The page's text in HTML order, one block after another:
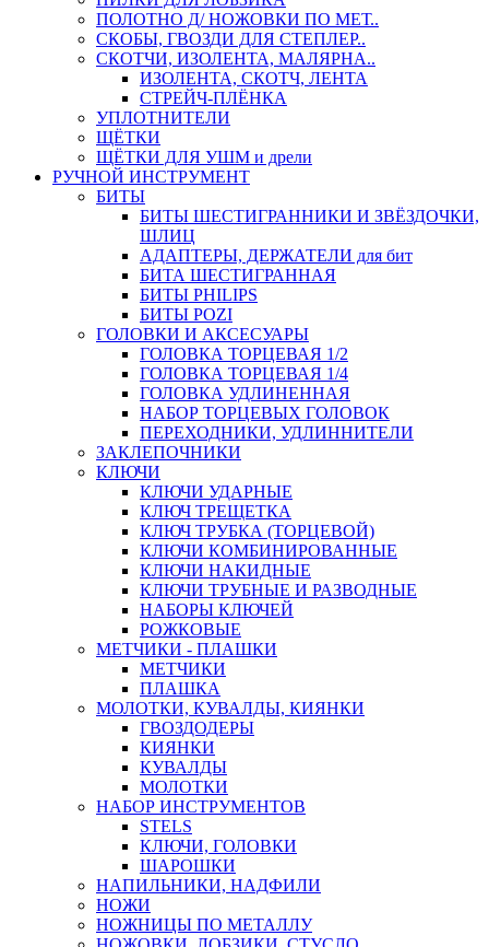
ПОЛОТНО Д/ НОЖОВКИ ПО МЕТ..
СКОБЫ, ГВОЗДИ ДЛЯ СТЕПЛЕР..
СКОТЧИ, ИЗОЛЕНТА, МАЛЯРНА..
ИЗОЛЕНТА, СКОТЧ, ЛЕНТА
СТРЕЙЧ-ПЛЁНКА
УПЛОТНИТЕЛИ
ЩЁТКИ
ЩЁТКИ ДЛЯ УШМ и дрели
РУЧНОЙ ИНСТРУМЕНТ
БИТЫ
БИТЫ ШЕСТИГРАННИКИ И ЗВЁЗДОЧКИ,
ШЛИЦ
АДАПТЕРЫ, ДЕРЖАТЕЛИ для бит
БИТА ШЕСТИГРАННАЯ
БИТЫ PHILIPS
БИТЫ POZI
ГОЛОВКИ И АКСЕСУАРЫ
ГОЛОВКА ТОРЦЕВАЯ 1/2
ГОЛОВКА ТОРЦЕВАЯ 1/4
ГОЛОВКА УДЛИНЕННАЯ
НАБОР ТОРЦЕВЫХ ГОЛОВОК
ПЕРЕХОДНИКИ, УДЛИННИТЕЛИ
ЗАКЛЕПОЧНИКИ
КЛЮЧИ
КЛЮЧИ УДАРНЫЕ
КЛЮЧ ТРЕЩЕТКА
КЛЮЧ ТРУБКА (ТОРЦЕВОЙ)
КЛЮЧИ КОМБИНИРОВАННЫЕ
КЛЮЧИ НАКИДНЫЕ
КЛЮЧИ ТРУБНЫЕ И РАЗВОДНЫЕ
НАБОРЫ КЛЮЧЕЙ
РОЖКОВЫЕ
МЕТЧИКИ - ПЛАШКИ
МЕТЧИКИ
ПЛАШКА
МОЛОТКИ, КУВАЛДЫ, КИЯНКИ
ГВОЗДОДЕРЫ
КИЯНКИ
КУВАЛДЫ
МОЛОТКИ
НАБОР ИНСТРУМЕНТОВ
STELS
КЛЮЧИ, ГОЛОВКИ
ШАРОШКИ
НАПИЛЬНИКИ, НАДФИЛИ
НОЖИ
НОЖНИЦЫ ПО МЕТАЛЛУ